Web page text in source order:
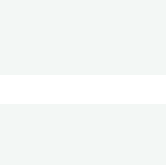
Costa T, Herrup K, Kepp KP, Neve RL,
Res Rev. 2024 Aug;99:102348. doi: